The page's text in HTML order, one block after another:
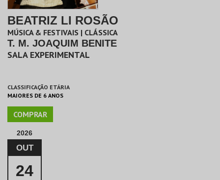
BEATRIZ LI ROSÃO
MÚSICA & FESTIVAIS | CLÁSSICA
T. M. JOAQUIM BENITE
SALA EXPERIMENTAL
CLASSIFICAÇÃO ETÁRIA
MAIORES DE 6 ANOS
COMPRAR
2026
OUT
24